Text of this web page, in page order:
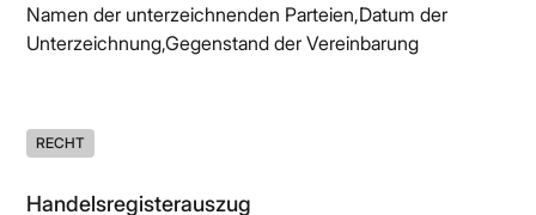
Namen der unterzeichnenden Parteien,Datum der
Unterzeichnung,Gegenstand der Vereinbarung
RECHT
Handelsregisterauszug